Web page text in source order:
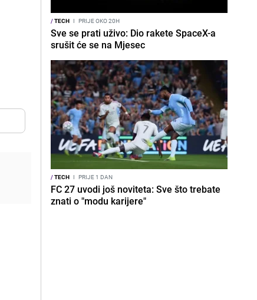
/TECH I PRIJE OKO 20H
Sve se prati uživo: Dio rakete SpaceX-a
srušit će se na Mjesec
/TECH I PRIJE 1 DAN
FC 27 uvodi još noviteta: Sve što trebate
znati o "modu karijere"